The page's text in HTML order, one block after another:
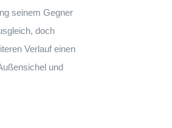
seinem Gegner
doch
Verlauf einen
und